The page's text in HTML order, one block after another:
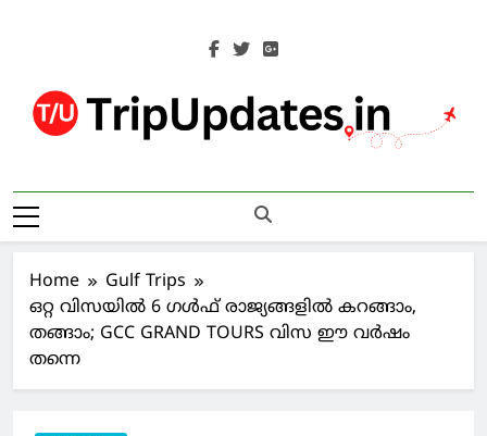
Trip Updates
Home
Gulf Trips
ഒറ്റ വിസയില്‍ 6 ഗള്‍ഫ് രാജ്യങ്ങളില്‍ കറങ്ങാം,
തങ്ങാം; GCC GRAND TOURS വിസ ഈ വര്‍ഷം
തന്നെ